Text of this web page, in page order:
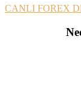
CANLI FOREX